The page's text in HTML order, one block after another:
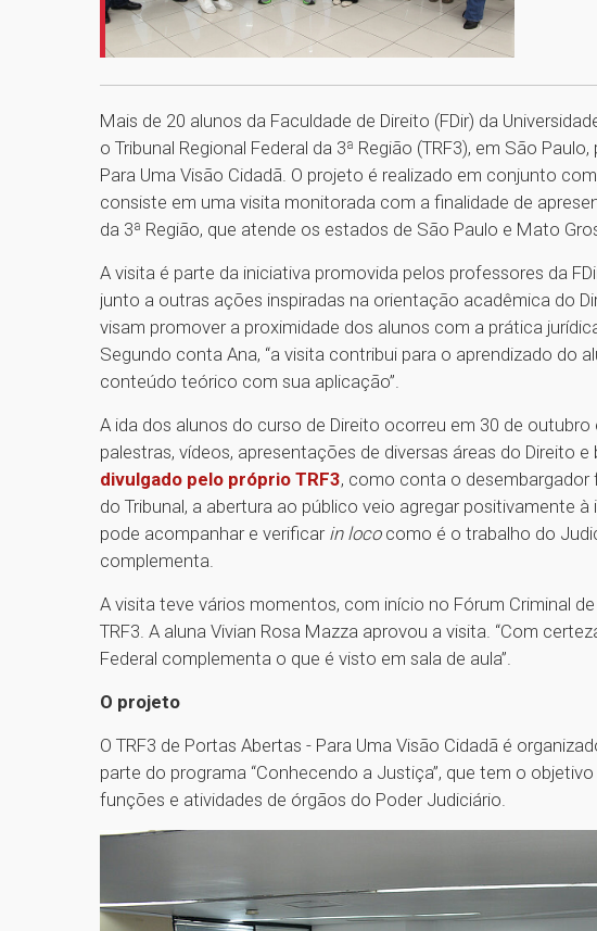
Mais de 20 alunos da Faculdade de Direito (FDir) da
o Tribunal Regional Federal da 3ª Região (TRF3), em São
Para Uma Visão Cidadã. O projeto é realizado em conjunto
consiste em uma visita monitorada com a finalidade de
da 3ª Região, que atende os estados de São Paulo e Mato
A visita é parte da iniciativa promovida pelos professores da
junto a outras ações inspiradas na orientação acadêmica do
visam promover a proximidade dos alunos com a prática
Segundo conta Ana, “a visita contribui para o aprendizado do
conteúdo teórico com sua aplicação”.
A ida dos alunos do curso de Direito ocorreu em 30 de
palestras, vídeos, apresentações de diversas áreas do Direito
divulgado pelo próprio TRF3, como conta o desembargador
do Tribunal, a abertura ao público veio agregar positivamente
pode acompanhar e verificar in lococomo é o trabalho do
complementa.
A visita teve vários momentos, com início no Fórum Criminal
TRF3. A aluna Vivian Rosa Mazza aprovou a visita. “Com
Federal complementa o que é visto em sala de aula”.
O projeto
O TRF3 de Portas Abertas - Para Uma Visão Cidadã é
parte do programa “Conhecendo a Justiça”, que tem o
funções e atividades de órgãos do Poder Judiciário.